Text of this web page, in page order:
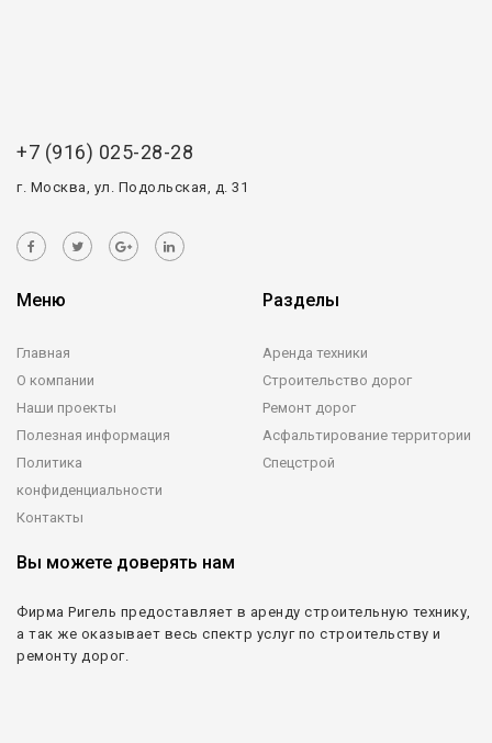
+7 (916) 025-28-28
г. Москва, ул. Подольская, д. 31
Меню
Главная
О компании
Наши проекты
Полезная информация
Политика
конфиденциальности
Контакты
Разделы
Аренда техники
Строительство дорог
Ремонт дорог
Асфальтирование территории
Спецстрой
Вы можете доверять нам
Фирма Ригель предоставляет в аренду строительную технику,
а так же оказывает весь спектр услуг по строительству и
ремонту дорог.